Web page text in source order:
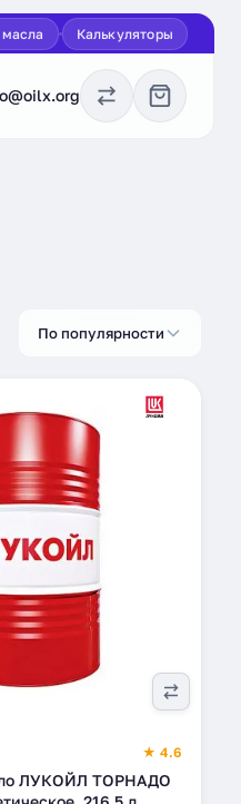
Калькуляторы
По популярности
★ 4.6
ЛУКОЙЛ ТОРНАДО